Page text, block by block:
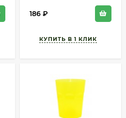
186 ₽